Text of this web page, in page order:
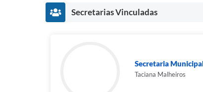
Secretarias Vinculadas
Secretaria
Taciana Malheiros